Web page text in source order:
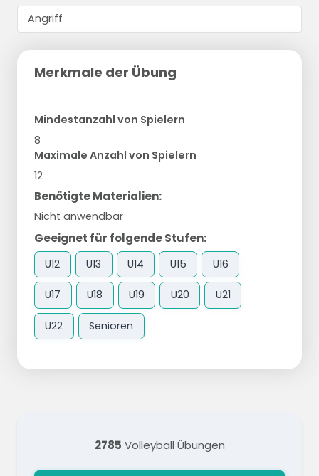
Merkmale der Übung
Mindestanzahl von Spielern
8
Maximale Anzahl von Spielern
12
Benötigte Materialien:
Nicht anwendbar
Geeignet für folgende Stufen:
U12 U13 U14 U15 U16
U17 U18 U19 U20 U21
U22 Senioren
2785 Volleyball Übungen